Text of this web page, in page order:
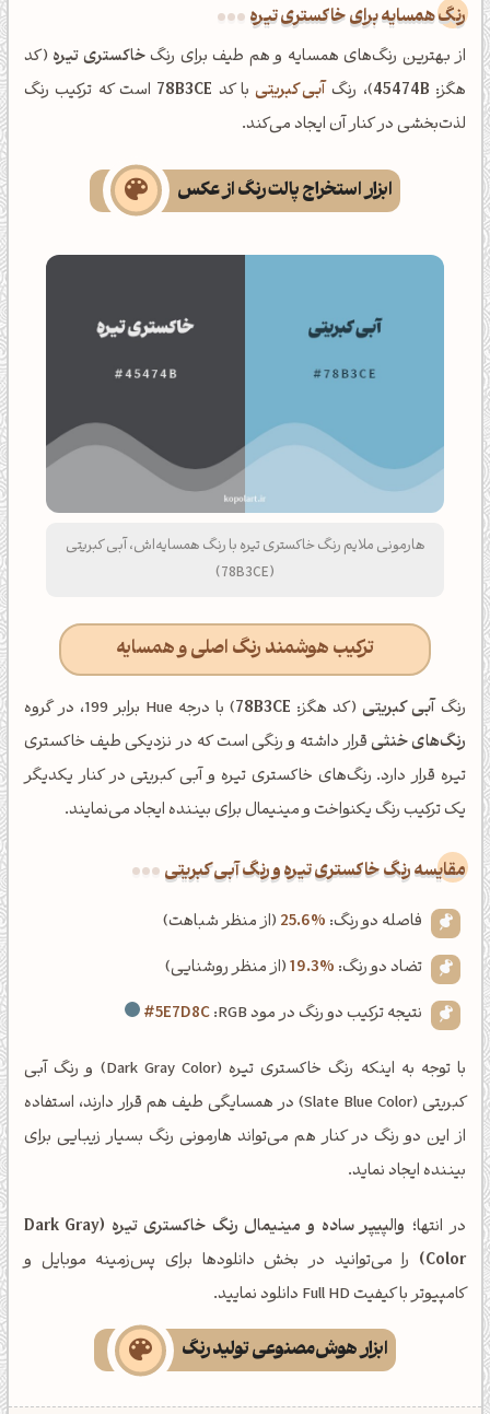
رنگ همسایه برای خاکستری تیره
از بهترین رنگ‌های همسایه و هم طیف برای رنگخاکستری تیره (کد
هگز: 45474B)، رنگ آبی کبریتیبا کد 78B3CE است که ترکیب رنگ
لذت‌بخشی در کنار آن ایجاد می‌کند.
ابزار استخراج پالت رنگ از عکس
هارمونی ملایم رنگ خاکستری تیره با رنگ همسایه‌اش، آبی کبریتی
(78B3CE)
ترکیب هوشمند رنگ اصلی و همسایه
رنگ آبی کبریتی (کد هگز: 78B3CE) با درجه Hue برابر 199، در گروه
رنگ‌های خنثیقرار داشته و رنگی است که در نزدیکی طیف خاکستری
تیره قرار دارد. رنگ‌های خاکستری تیره و آبی کبریتی در کنار یکدیگر
یک ترکیب رنگ یکنواخت و مینیمال برای بیننده ایجاد می‌نمایند.
‌مقایسه رنگ خاکستری تیره و رنگ آبی کبریتی
فاصله دو رنگ: 25.6% (از منظر شباهت)
تضاد دو رنگ: 19.3%(از منظر روشنایی)
نتیجه ترکیب دو رنگ در مود RGB:
#5E7D8C
با توجه به اینکه رنگ خاکستری تیره (Dark Gray Color) و رنگ آبی
کبریتی (Slate Blue Color) در همسایگی طیف هم قرار دارند، استفاده
از این دو رنگ در کنار هم می‌تواند هارمونی رنگ بسیار زیبایی برای
بیننده ایجاد نماید.
در انتها؛
والپیپر ساده و مینیمال رنگ خاکستری تیره (Dark Gray
Color)
را می‌توانید در بخش دانلودها برای پس‌زمینه موبایل و
کامپیوتر با کیفیت Full HD دانلود نمایید.
ابزار هوش‌مصنوعی تولید رنگ